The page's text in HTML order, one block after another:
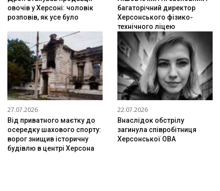
овочів у Херсоні: чоловік
розповів, як усе було
багаторічний директор
Херсонського фізико-
технічного ліцею
27.07.2026
Від приватного маєтку до
осередку шахового спорту:
ворог знищив історичну
будівлю в центрі Херсона
22.07.2026
Внаслідок обстрілу
загинула співробітниця
Херсонської ОВА